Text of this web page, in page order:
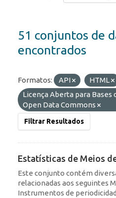
51 conjuntos de
encontrados
Formatos: API HTML
Licença Aberta para Bases
Open Data Commons
Filtrar Resultados
Estatísticas de Meios
Este conjunto contém
relacionadas aos seguintes
Instrumentos de